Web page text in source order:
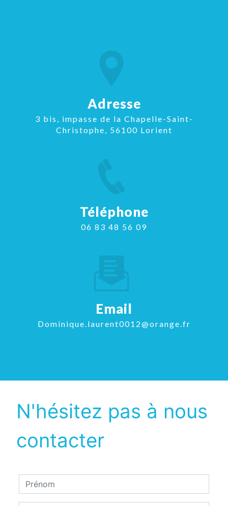
Adresse
3 bis, impasse de la Chapelle-Saint-
Christophe, 56100 Lorient
Téléphone
06 83 48 56 09
Email
dominique.laurent0012@orange.fr
N'hésitez pas à nous
contacter